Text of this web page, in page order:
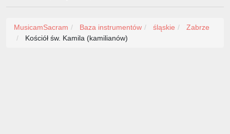
MusicamSacram Baza instrumentów śląskie
Zabrze
Kościół św. Kamila (kamilianów)